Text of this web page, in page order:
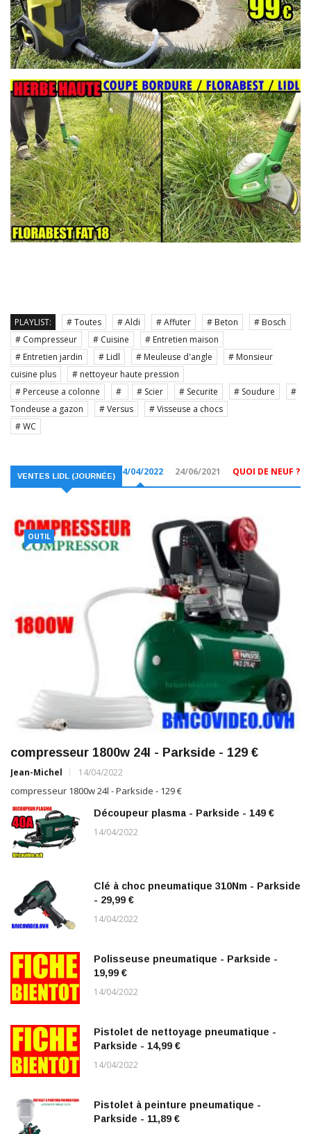
PLAYLIST: # Toutes # Aldi # Affuter # Beton
# Bosch
# Compresseur
# Cuisine
# Entretien maison
# Entretien jardin
# Lidl # Meuleuse d'angle
# Monsieur
cuisine plus
# nettoyeur haute pression
# Perceuse a colonne
# # Scier # Securite # Soudure
#
Tondeuse a gazon
# Versus
# Visseuse a chocs
# WC
VENTES LIDL (JOURNÉE) 14/04/2022 24/06/2021 QUOI DE NEUF ?
OUTIL
compresseur 1800w 24l - Parkside - 129 €
Jean-Michel 14/04/2022
compresseur 1800w 24l - Parkside - 129 €
Découpeur plasma - Parkside - 149 €
14/04/2022
Clé à choc pneumatique 310Nm - Parkside
- 29,99 €
14/04/2022
Polisseuse pneumatique - Parkside -
19,99 €
14/04/2022
Pistolet de nettoyage pneumatique -
Parkside - 14,99 €
14/04/2022
Pistolet à peinture pneumatique -
Parkside - 11,89 €